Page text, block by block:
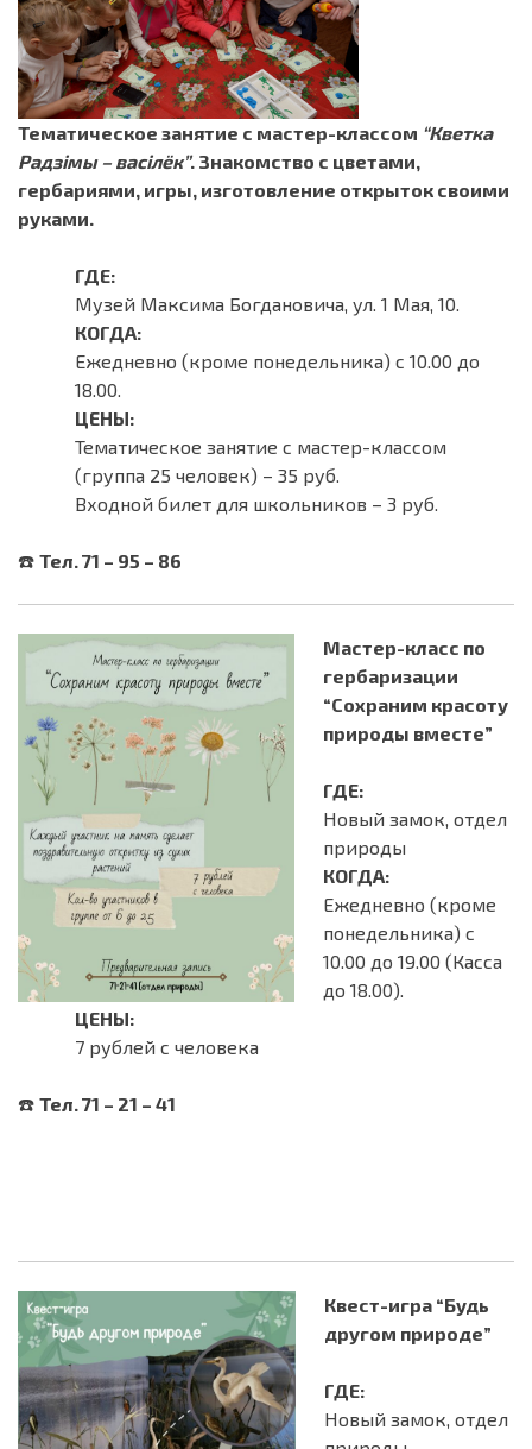
Тематическое занятие с мастер-классом “Кветка
Радзімы – васілёк”. Знакомство с цветами,
гербариями, игры, изготовление открыток своими
руками.
ГДЕ:
Музей Максима Богдановича, ул. 1 Мая, 10.
КОГДА:
Ежедневно (кроме понедельника) с 10.00 до
18.00.
ЦЕНЫ:
Тематическое занятие с мастер-классом
(группа 25 человек) – 35 руб.
Входной билет для школьников – 3 руб.
☎️ Тел. 71 – 95 – 86
Мастер-класс по
гербаризации
“Сохраним красоту
природы вместе”
ГДЕ:
Новый замок, отдел
природы
КОГДА:
Ежедневно (кроме
понедельника) с
10.00 до 19.00 (Касса
до 18.00).
ЦЕНЫ:
7 рублей с человека
☎️ Тел. 71 – 21 – 41
Квест-игра “Будь
другом природе”
ГДЕ:
Новый замок, отдел